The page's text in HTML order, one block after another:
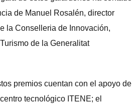
de Manuel Rosalén, director
la Conselleria de Innovación,
de la Generalitat
premios cuentan con el apoyo de
tecnológico ITENE; el